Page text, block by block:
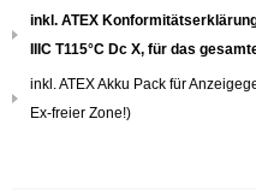
inkl. ATEX
IIIC T115°C Dc X, für das
inkl. ATEX Akku Pack für
Ex-freier Zone!)